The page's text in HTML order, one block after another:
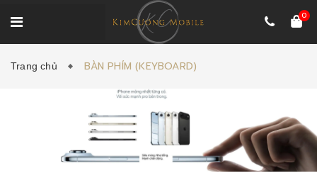
0
Trang chủ BÀN PHÍM (KEYBOARD)